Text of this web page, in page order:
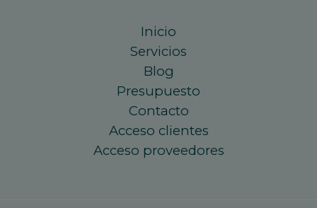
Inicio
Servicios
Blog
Presupuesto
Contacto
Acceso clientes
Acceso proveedores